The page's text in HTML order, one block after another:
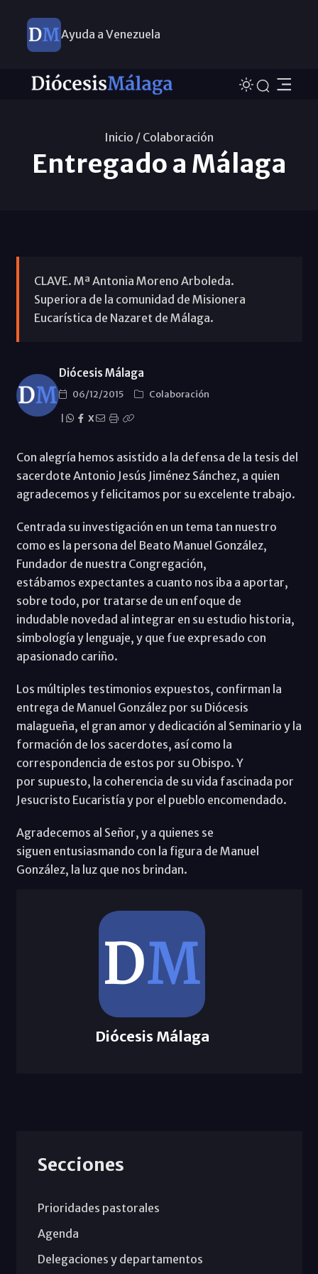
Ayuda a Venezuela
Inicio / Colaboración
Entregado a Málaga
CLAVE. Mª Antonia Moreno Arboleda.
Superiora de la comunidad de Misionera
Eucarística de Nazaret de Málaga.
Diócesis Málaga
06/12/2015
Colaboración
X
Con alegría hemos asistido a la defensa de la tesis del
sacerdote Antonio Jesús Jiménez Sánchez, a quien
agradecemos y felicitamos por su excelente trabajo.
Centrada su investigación en un tema tan nuestro
como es la persona del Beato Manuel González,
Fundador de nuestra Congregación,
estábamos expectantes a cuanto nos iba a aportar,
sobre todo, por tratarse de un enfoque de
indudable novedad al integrar en su estudio historia,
simbología y lenguaje, y que fue expresado con
apasionado cariño.
Los múltiples testimonios expuestos, confirman la
entrega de Manuel González por su Diócesis
malagueña, el gran amor y dedicación al Seminario y la
formación de los sacerdotes, así como la
correspondencia de estos por su Obispo. Y
por supuesto, la coherencia de su vida fascinada por
Jesucristo Eucaristía y por el pueblo encomendado.
Agradecemos al Señor, y a quienes se
siguen entusiasmando con la figura de Manuel
González, la luz que nos brindan.
Diócesis Málaga
Secciones
Prioridades pastorales
Agenda
Delegaciones y departamentos